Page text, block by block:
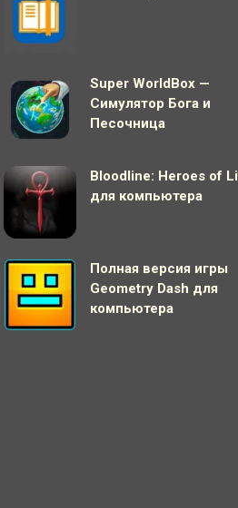
Super WorldBox —
Симулятор Бога и
Песочница
Bloodline: Heroes of
для компьютера
Полная версия игры
Geometry Dash для
компьютера